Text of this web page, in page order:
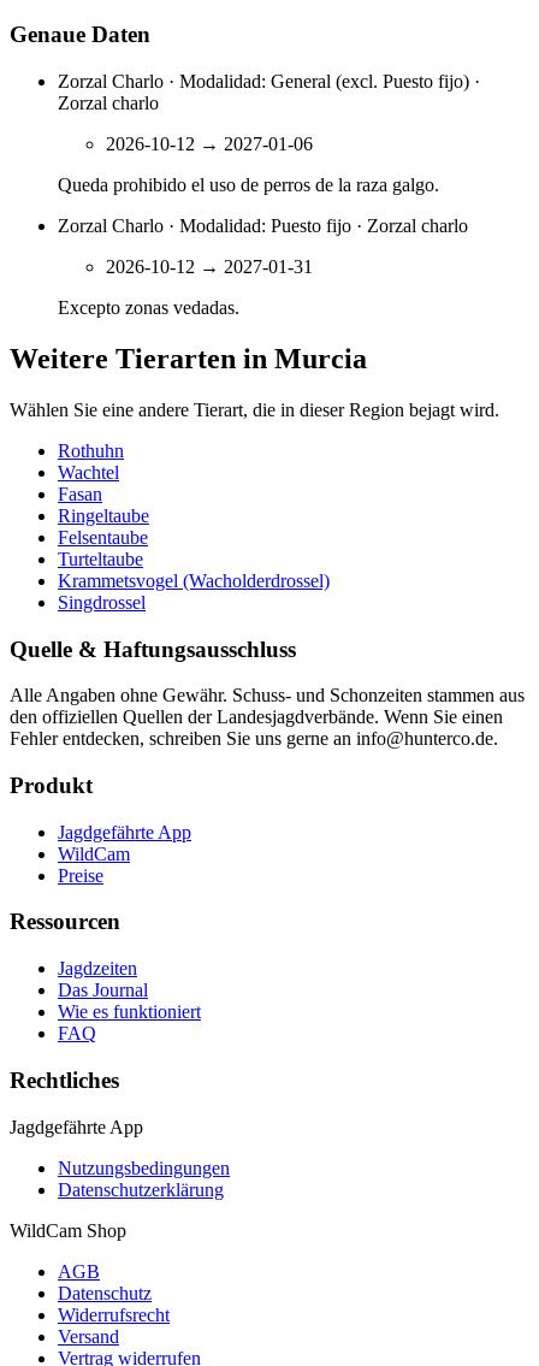
Genaue Daten
Zorzal Charlo · Modalidad: General (excl. Puesto fijo) ·
Zorzal charlo
2026-10-12 → 2027-01-06
Queda prohibido el uso de perros de la raza galgo.
Zorzal Charlo · Modalidad: Puesto fijo · Zorzal charlo
2026-10-12 → 2027-01-31
Excepto zonas vedadas.
Weitere Tierarten in Murcia
Wählen Sie eine andere Tierart, die in dieser Region bejagt wird.
Rothuhn
Wachtel
Fasan
Ringeltaube
Felsentaube
Turteltaube
Krammetsvogel (Wacholderdrossel)
Singdrossel
Quelle & Haftungsausschluss
Alle Angaben ohne Gewähr. Schuss- und Schonzeiten stammen aus
den offiziellen Quellen der Landesjagdverbände. Wenn Sie einen
Fehler entdecken, schreiben Sie uns gerne an info@hunterco.de.
Produkt
Jagdgefährte App
WildCam
Preise
Ressourcen
Jagdzeiten
Das Journal
Wie es funktioniert
FAQ
Rechtliches
Jagdgefährte App
Nutzungsbedingungen
Datenschutzerklärung
WildCam Shop
AGB
Datenschutz
Widerrufsrecht
Versand
Vertrag widerrufen